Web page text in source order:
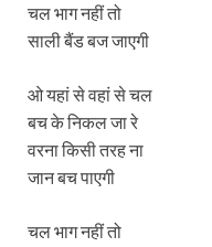
चल भाग नहीं तो
साली बैंड बज जाएगी
ओ यहां से वहां से चल
बच के निकल जा रे
वरना किसी तरह ना
जान बच पाएगी
चल भाग नहीं तो